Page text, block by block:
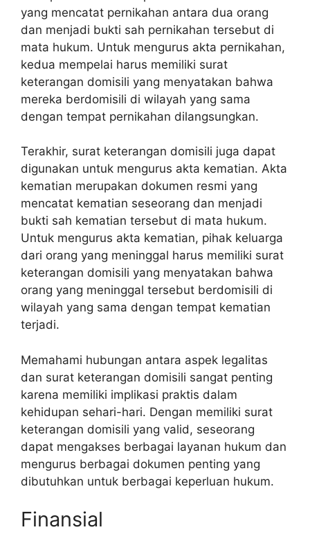
yang mencatat pernikahan antara dua orang
dan menjadi bukti sah pernikahan tersebut di
mata hukum. Untuk mengurus akta pernikahan,
kedua mempelai harus memiliki surat
keterangan domisili yang menyatakan bahwa
mereka berdomisili di wilayah yang sama
dengan tempat pernikahan dilangsungkan.
Terakhir, surat keterangan domisili juga dapat
digunakan untuk mengurus akta kematian. Akta
kematian merupakan dokumen resmi yang
mencatat kematian seseorang dan menjadi
bukti sah kematian tersebut di mata hukum.
Untuk mengurus akta kematian, pihak keluarga
dari orang yang meninggal harus memiliki surat
keterangan domisili yang menyatakan bahwa
orang yang meninggal tersebut berdomisili di
wilayah yang sama dengan tempat kematian
terjadi.
Memahami hubungan antara aspek legalitas
dan surat keterangan domisili sangat penting
karena memiliki implikasi praktis dalam
kehidupan sehari-hari. Dengan memiliki surat
keterangan domisili yang valid, seseorang
dapat mengakses berbagai layanan hukum dan
mengurus berbagai dokumen penting yang
dibutuhkan untuk berbagai keperluan hukum.
Finansial